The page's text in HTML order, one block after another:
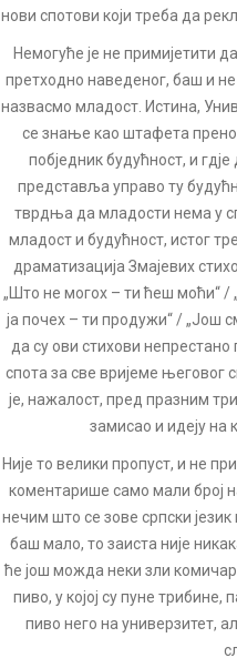
нови спотови који треба да
Немогуће је не примијетити
претходно наведеног, баш и
назвасмо младост. Истина,
се знање као штафета
побједник будућност, и
представља управо ту
тврдња да младости нема у
младост и будућност, истог
драматизација Змајевих
„Што не могох – ти ћеш моћи“ /
ја почех – ти продужи“ / „Још
да су ови стихови
спота за све вријеме
је, нажалост, пред празним
замисао и идеју на
Није то велики пропуст, и не
коментарише само мали број
нечим што се зове српски
баш мало, то заиста није
ће још можда неки зли
пиво, у којој су пуне
пиво него на универзитет,